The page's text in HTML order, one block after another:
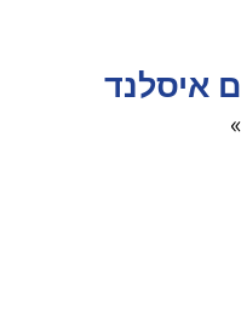
איסלנד